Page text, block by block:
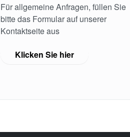
Für allgemeine Anfragen, füllen Sie
bitte das Formular auf unserer
Kontaktseite aus
Klicken Sie hier